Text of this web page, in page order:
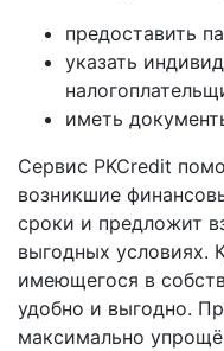
предоставить
указать
иметь
Сервис PKCredit
возникшие
сроки и предложит
выгодных условиях.
имеющегося в
удобно и выгодно.
максимально